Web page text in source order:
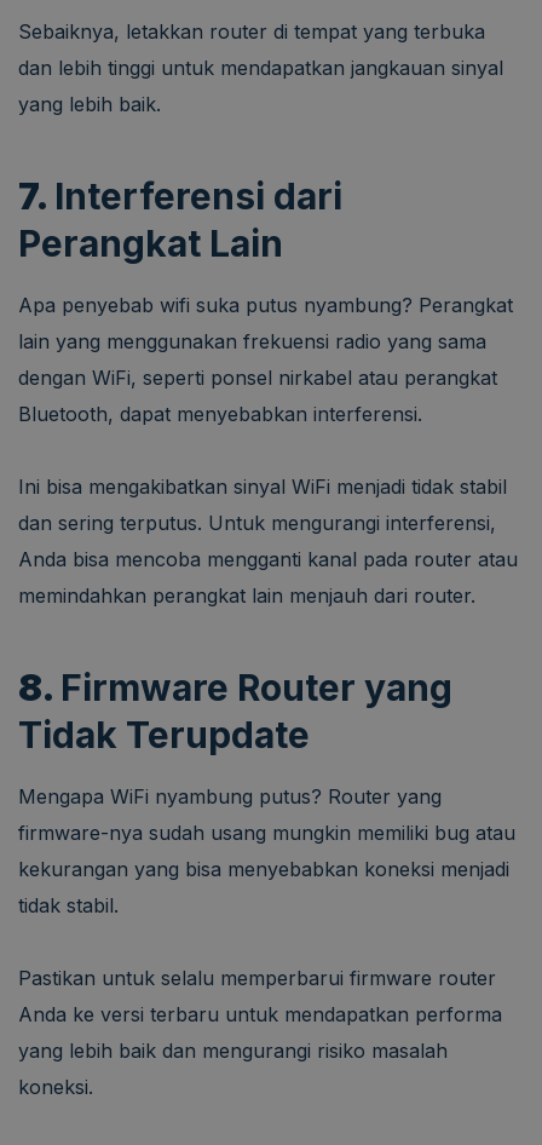
Sebaiknya, letakkan router di tempat yang terbuka
dan lebih tinggi untuk mendapatkan jangkauan sinyal
yang lebih baik.
7. Interferensi dari
Perangkat Lain
Apa penyebab wifi suka putus nyambung? Perangkat
lain yang menggunakan frekuensi radio yang sama
dengan WiFi, seperti ponsel nirkabel atau perangkat
Bluetooth, dapat menyebabkan interferensi.
Ini bisa mengakibatkan sinyal WiFi menjadi tidak stabil
dan sering terputus. Untuk mengurangi interferensi,
Anda bisa mencoba mengganti kanal pada router atau
memindahkan perangkat lain menjauh dari router.
8. Firmware Router yang
Tidak Terupdate
Mengapa WiFi nyambung putus? Router yang
firmware-nya sudah usang mungkin memiliki bug atau
kekurangan yang bisa menyebabkan koneksi menjadi
tidak stabil.
Pastikan untuk selalu memperbarui firmware router
Anda ke versi terbaru untuk mendapatkan performa
yang lebih baik dan mengurangi risiko masalah
koneksi.